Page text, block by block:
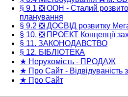
§ 9.1 ❎ ООН - Сталий
планування
§ 9.2 ❎ ДОСВІД розвитку
§ 10. ❎ ПРОЕКТ Концепції
§ 11. ЗАКОНОДАВСТВО
§ 12. БІБЛІОТЕКА
★ Нерухомість - ПРОДАЖ
★ Про Сайт - Відвідуваність
★ Про Сайт